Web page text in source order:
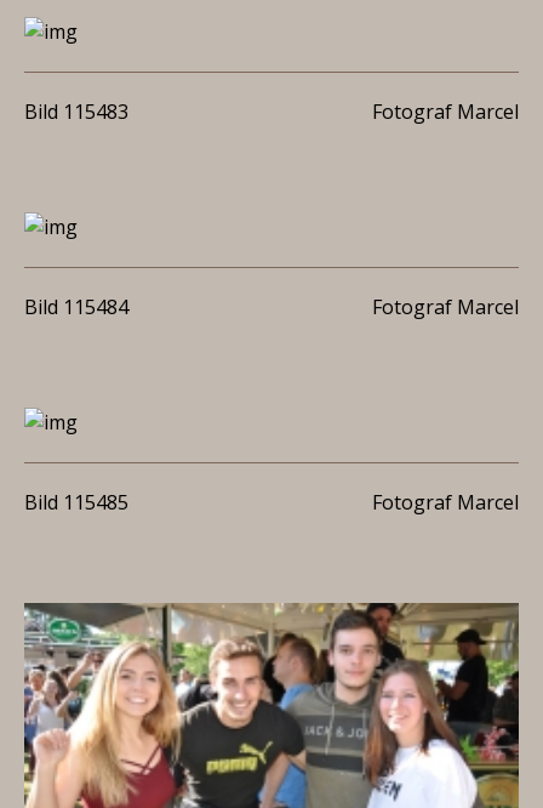
Bild 115483 Fotograf Marcel
Bild 115484 Fotograf Marcel
Bild 115485 Fotograf Marcel